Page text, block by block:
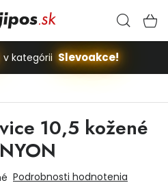
v kategórii Slevoakce!
10,5 kožené
Podrobnosti hodnotenia